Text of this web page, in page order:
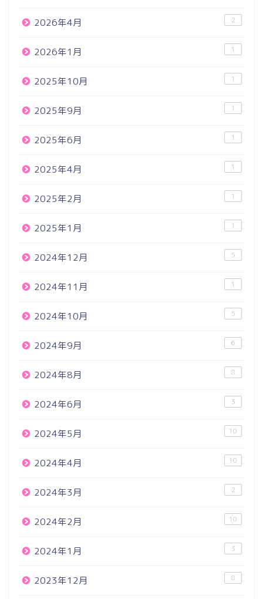
2026年4月 2
2026年1月 1
2025年10月 1
2025年9月 1
2025年6月 1
2025年4月 1
2025年2月 1
2025年1月 1
2024年12月 5
2024年11月 1
2024年10月 5
2024年9月 6
2024年8月 8
2024年6月 3
2024年5月 10
2024年4月 10
2024年3月 2
2024年2月 10
2024年1月 3
2023年12月 8